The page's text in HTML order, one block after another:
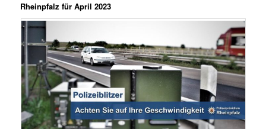
Rheinpfalz für April 2023